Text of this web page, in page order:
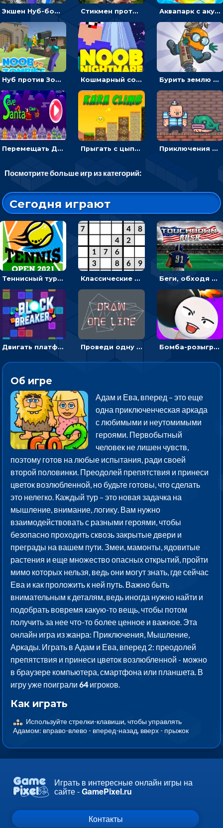
Экшен Нуб-боец: прыгать через препятствия или бить врагов мечом Стикмен против Зомби: стрелять в зомби и развивать воина Аквапарк с акулами: жми, чтобы лететь к финишу по волнам
Нуб против Зомби: направлять линию на врага и бить молотом Кошмарный сон Нуба: балансируй, чтобы выжить Бурить землю с миньоном, чтобы собирать ископаемые - приключения
Перемещать Деда Мороза с оленями, чтобы стрелять по снеговикам - приключения Прыгать с цыпленком по столбикам вверх, чтобы собирать время - гиперказуальные Приключения Пиратские бомбы: собирать взрывчатку, пока не поднялась вода
Посмотрите больше игр из категорий:
Сегодня играют
Теннисный турнир: подавать или отбивать шарик ракеткой Классические судоку: реши 30 уровней головоломки Беги, обходя соперников и собирай бонусы - американский футбол
Двигать платформу и отбивать мячики или ловить бонусы Проведи одну линию и повтори фигуру - головоломка Бомба-розыгрыш: передавай и беги – 3D гиперказуалка
Об игре
Адам и Ева, вперед – это еще
одна приключенческая аркада
с любимыми и неутомимыми
героями. Первобытный
человек не лишен чувств,
поэтому готов на любые испытания, ради своей
второй половинки. Преодолей препятствия и принеси
цветок возлюбленной, но будьте готовы, что сделать
это нелегко. Каждый тур – это новая задачка на
мышление, внимание, логику. Вам нужно
взаимодействовать с разными героями, чтобы
безопасно проходить сквозь закрытые двери и
преграды на вашем пути. Змеи, мамонты, ядовитые
растения и еще множество опасных открытий, пройти
мимо которых нельзя, ведь они могут знать, где сейчас
Ева и как проложить к ней путь. Важно быть
внимательным к деталям, ведь иногда нужно найти и
подобрать вовремя какую-то вещь, чтобы потом
получить за нее что-то более ценное и важное. Эта
онлайн игра из жанра: Приключения, Мышление,
Аркады. Играть в Адам и Ева, вперед 2: преодолей
препятствия и принеси цветок возлюбленной - можно
в браузере компьютера, смартфона или планшета. В
игру уже поиграли64игроков.
Как играть
Используйте стрелки-клавиши, чтобы управлять
Адамом: вправо-влево - вперед-назад, вверх - прыжок
Играть в интересные онлайн игры на
сайте -GamePixel.ru
Контакты